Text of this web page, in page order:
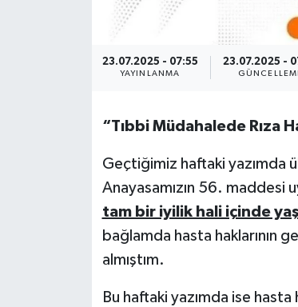
23.07.2025 - 07:55
YAYINLANMA
23.07.2025 -
“Tıbbi Müdahalede Rıza
Geçtiğimiz haftaki yazımda
Anayasamızın 56. maddesi
tam bir iyilik hali içinde
bağlamda hasta haklarının
almıştım.
Bu haftaki yazımda ise